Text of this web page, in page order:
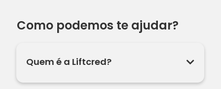
Como podemos te ajudar?
Quem é a Liftcred?